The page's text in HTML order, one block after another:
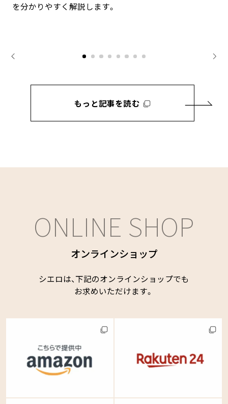
もっと記事を読む
ONLINE SHOP
オンラインショップ
シエロは、下記のオンラインショップでも
お求めいただけます。